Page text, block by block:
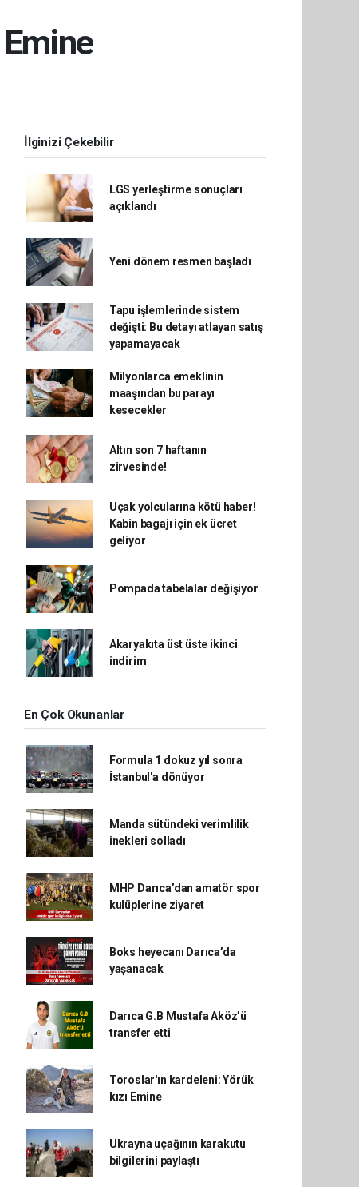
İlginizi Çekebilir
LGS yerleştirme sonuçları
açıklandı
Yeni dönem resmen başladı
Tapu işlemlerinde sistem
değişti: Bu detayı atlayan satış
yapamayacak
Milyonlarca emeklinin
maaşından bu parayı
kesecekler
Altın son 7 haftanın
zirvesinde!
Uçak yolcularına kötü haber!
Kabin bagajı için ek ücret
geliyor
Pompada tabelalar değişiyor
Akaryakıta üst üste ikinci
indirim
En Çok Okunanlar
Formula 1 dokuz yıl sonra
İstanbul'a dönüyor
Manda sütündeki verimlilik
inekleri solladı
MHP Darıca’dan amatör spor
kulüplerine ziyaret
Boks heyecanı Darıca’da
yaşanacak
Darıca G.B Mustafa Aköz’ü
transfer etti
Toroslar'ın kardeleni: Yörük
kızı Emine
Ukrayna uçağının karakutu
bilgilerini paylaştı